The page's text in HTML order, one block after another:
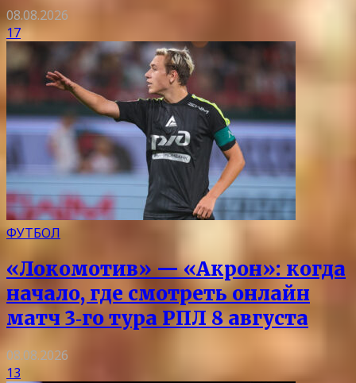
08.08.2026
17
ФУТБОЛ
«Локомотив» — «Акрон»: когда
начало, где смотреть онлайн
матч 3‑го тура РПЛ 8 августа
08.08.2026
13